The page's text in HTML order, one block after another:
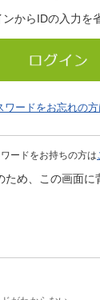
ンからIDの入力を
ワードをお忘れの方
ードをお持ちの方は
め、この画面に